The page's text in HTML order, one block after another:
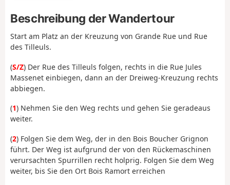
Beschreibung der Wandertour
Start am Platz an der Kreuzung von Grande Rue und Rue
des Tilleuls.
(S/Z) Der Rue des Tilleuls folgen, rechts in die Rue Jules
Massenet einbiegen, dann an der Dreiweg-Kreuzung rechts
abbiegen.
(1) Nehmen Sie den Weg rechts und gehen Sie geradeaus
weiter.
(2) Folgen Sie dem Weg, der in den Bois Boucher Grignon
führt. Der Weg ist aufgrund der von den Rückemaschinen
verursachten Spurrillen recht holprig. Folgen Sie dem Weg
weiter, bis Sie den Ort Bois Ramort erreichen